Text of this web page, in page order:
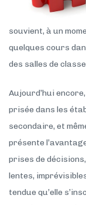
souvient, à un
quelques cours
des salles de
Aujourd’hui
prisée dans les
secondaire, et
présente
prises de
lentes,
tendue qu’elle